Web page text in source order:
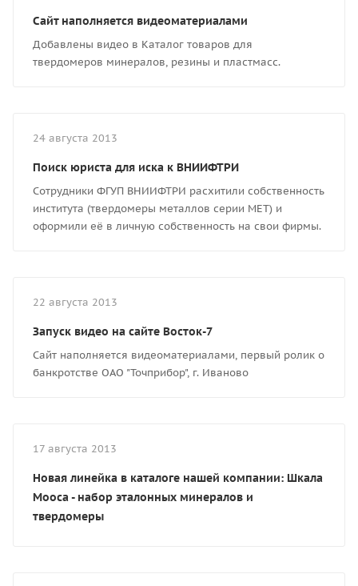
Сайт наполняется видеоматериалами
Добавлены видео в Каталог товаров для
твердомеров минералов, резины и пластмасс.
24 августа 2013
Поиск юриста для иска к ВНИИФТРИ
Сотрудники ФГУП ВНИИФТРИ расхитили собственность
института (твердомеры металлов серии МЕТ) и
оформили её в личную собственность на свои фирмы.
22 августа 2013
Запуск видео на сайте Восток-7
Сайт наполняется видеоматериалами, первый ролик о
банкротстве ОАО "Точприбор", г. Иваново
17 августа 2013
Новая линейка в каталоге нашей компании: Шкала
Мооса - набор эталонных минералов и
твердомеры